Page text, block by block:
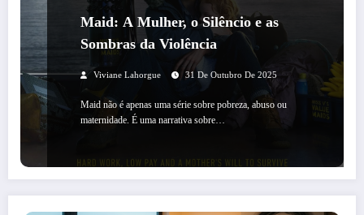
Maid: A Mulher, o Silêncio e as
Sombras da Violência
Viviane Lahorgue 31 De Outubro De 2025
Maid não é apenas uma série sobre pobreza, abuso ou
maternidade. É uma narrativa sobre…